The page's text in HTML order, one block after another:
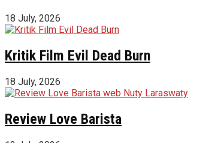
18 July, 2026
Kritik Film Evil Dead Burn
18 July, 2026
Review Love Barista